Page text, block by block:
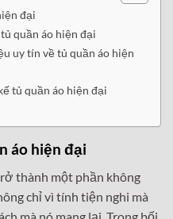
đại
quần áo hiện đại
uy tín về tủ quần áo hiện
tủ quần áo hiện đại
áo hiện đại
thành một phần không
chỉ vì tính tiện nghi mà
mà nó mang lại. Trong bối